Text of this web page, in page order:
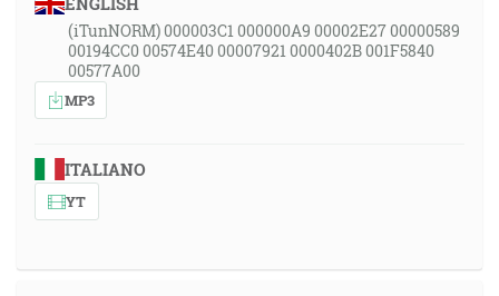
(iTunNORM) 000003C1 000000A9 00002E27 00000589
00194CC0 00574E40 00007921 0000402B 001F5840
00577A00
MP3
ITALIANO
YT